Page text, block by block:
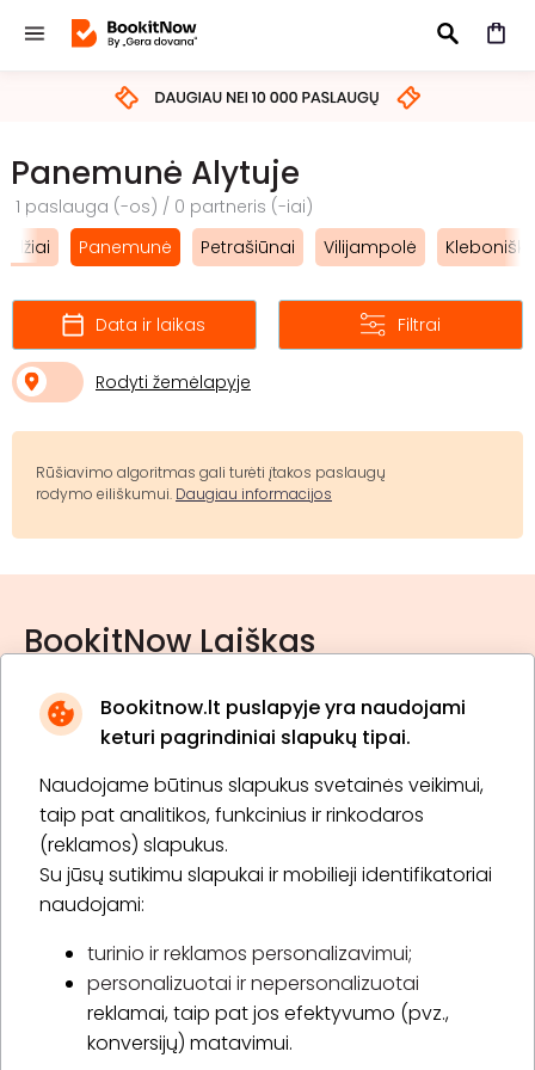
Bookitnow.lt puslapyje yra naudojami
keturi pagrindiniai slapukų tipai.
Naudojame būtinus slapukus svetainės veikimui,
taip pat analitikos, funkcinius ir rinkodaros
(reklamos) slapukus.
Su jūsų sutikimu slapukai ir mobilieji identifikatoriai
naudojami:
turinio ir reklamos personalizavimui;
personalizuotai ir nepersonalizuotai
reklamai, taip pat jos efektyvumo (pvz.,
konversijų) matavimui.
IEŠKOTI
Panemunė Alytuje
1 paslauga (-os) / 0 partneris (-iai)
Panemunė Petrašiūnai Vilijampolė
Data ir laikas Filtrai
Rodyti žemėlapyje
Rūšiavimo algoritmas gali turėti įtakos paslaugų
rodymo eiliškumui. Daugiau informacijos
BookitNow Laiškas
* Susipažinau su privatumo politika
Prenumeruoti
Apie „BookitNow“
Informacija